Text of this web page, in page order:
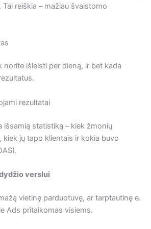
reiškia – mažiau švaistomo
norite išleisti per dieną, ir bet kada
rezultatai
išsamią statistiką – kiek žmonių
kiek jų tapo klientais ir kokia buvo
verslui
vietinę parduotuvę, ar tarptautinę e.
Ads pritaikomas visiems.